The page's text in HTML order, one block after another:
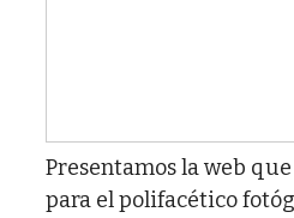
Presentamos la web
para el polifacético